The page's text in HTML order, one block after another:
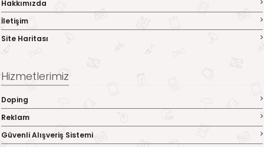
Hakkımızda
İletişim
Site Haritası
Hizmetlerimiz
Doping
Reklam
Güvenli Alışveriş Sistemi